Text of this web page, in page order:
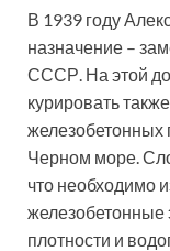
В 1939 году
назначение –
СССР. На этой
курировать
железобетонных
Черном море.
что необходимо
железобетонные
плотности и